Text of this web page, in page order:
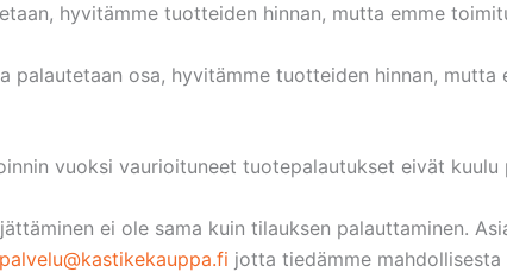
hyvitämme tuotteiden hinnan, mutta emme
palautetaan osa, hyvitämme tuotteiden hinnan,
vuoksi vaurioituneet tuotepalautukset eivät kuulu
ei ole sama kuin tilauksen palauttaminen.
jotta tiedämme mahdollisesta